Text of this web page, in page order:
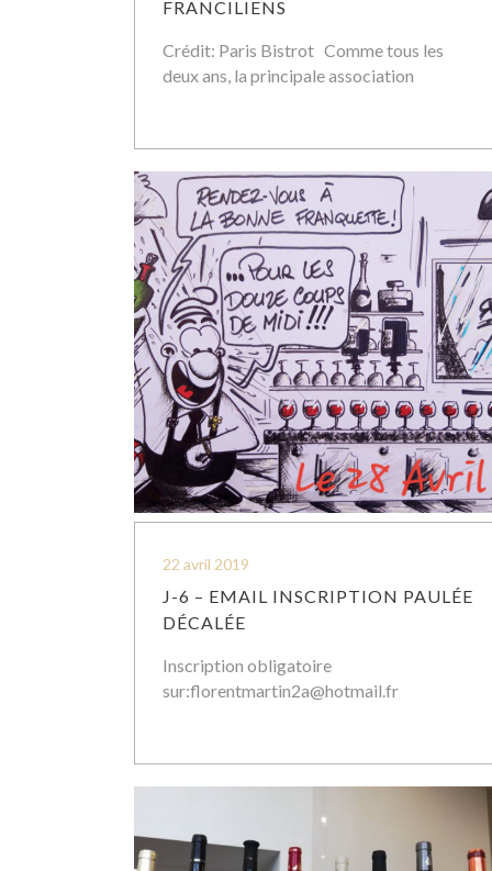
FRANCILIENS
Crédit: Paris Bistrot Comme tous les
deux ans, la principale association
22 avril 2019
J-6 – EMAIL INSCRIPTION PAULÉE
DÉCALÉE
Inscription obligatoire
sur:florentmartin2a@hotmail.fr